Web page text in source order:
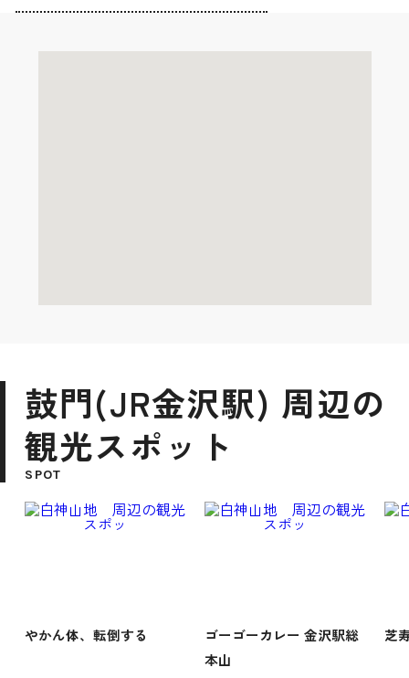
鼓門(JR金沢駅) 周辺の
観光スポット
SPOT
やかん体、転倒する
ゴーゴーカレー 金沢駅総
本山
芝